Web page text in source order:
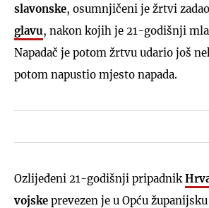
slavonske, osumnjičeni je žrtvi
glavu, nakon kojih je 21-godišnji
Napadač je potom žrtvu udario još
potom napustio mjesto napada.
Ozlijeđeni 21-godišnji pripadnik
vojske prevezen je u Opću